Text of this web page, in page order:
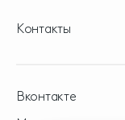
Контакты
Вконтакте